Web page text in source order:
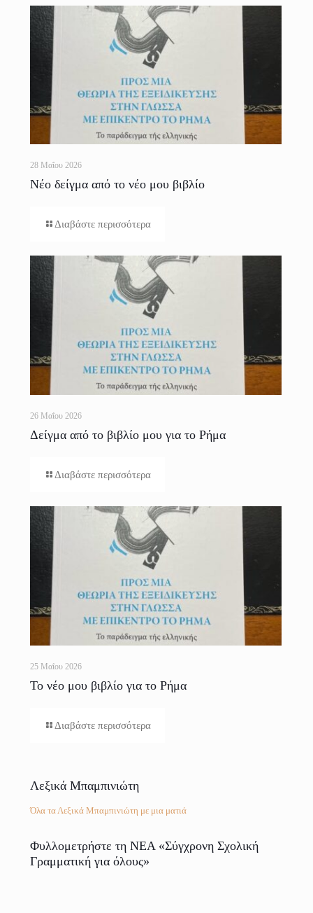
28 Μαΐου 2026
Νέο δείγμα από το νέο μου βιβλίο
Διαβάστε περισσότερα
26 Μαΐου 2026
Δείγμα από το βιβλίο μου για το Ρήμα
Διαβάστε περισσότερα
25 Μαΐου 2026
Το νέο μου βιβλίο για το Ρήμα
Διαβάστε περισσότερα
Λεξικά Μπαμπινιώτη
Όλα τα Λεξικά Μπαμπινιώτη με μια ματιά
Φυλλομετρήστε τη ΝΕΑ «Σύγχρονη Σχολική
Γραμματική για όλους»